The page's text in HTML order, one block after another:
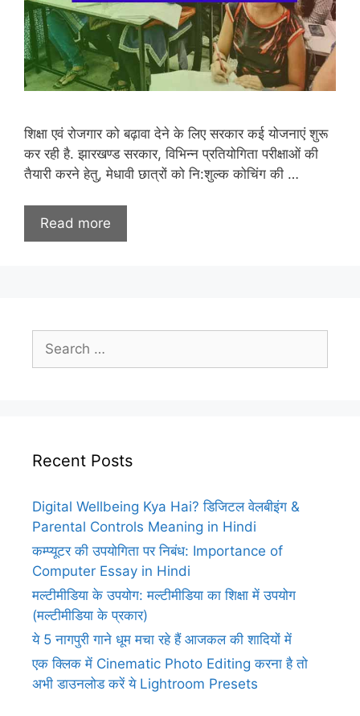
शिक्षा एवं रोजगार को बढ़ावा देने के लिए सरकार कई योजनाएं शुरू
कर रही है. झारखण्ड सरकार, विभिन्न प्रतियोगिता परीक्षाओं की
तैयारी करने हेतु, मेधावी छात्रों को नि:शुल्क कोचिंग की …
Read more
for:
Recent Posts
Digital Wellbeing Kya Hai? डिजिटल वेलबीइंग &
Parental Controls Meaning in Hindi
कम्प्यूटर की उपयोगिता पर निबंध: Importance of
Computer Essay in Hindi
मल्टीमीडिया के उपयोग: मल्टीमीडिया का शिक्षा में उपयोग
(मल्टीमीडिया के प्रकार)
ये 5 नागपुरी गाने धूम मचा रहे हैं आजकल की शादियों में
एक क्लिक में Cinematic Photo Editing करना है तो
अभी डाउनलोड करें ये Lightroom Presets